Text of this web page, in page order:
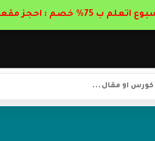
75% خصم : احجز مقعدك الان